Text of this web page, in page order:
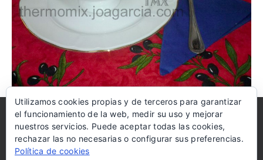
AMAZON COOKIES AYUDA
DISCLAIMER
RECIBE LAS RECETAS EN TU MAIL
Utilizamos cookies propias y de terceros para garantizar
el funcionamiento de la web, medir su uso y mejorar
nuestros servicios. Puede aceptar todas las cookies,
rechazar las no necesarias o configurar sus preferencias.
Política de cookies